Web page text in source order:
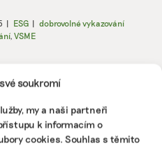
soukromí
my a naši partneři
k informacím o
cookies. Souhlas s těmito
| ESG | dobrovolné vykazování
, VSME